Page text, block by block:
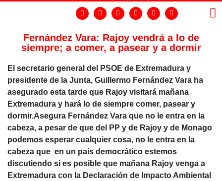
Fernández Vara: Rajoy vendrá a lo de
siempre; a comer, a pasear y a dormir
El secretario general del PSOE de Extremadura y
presidente de la Junta, Guillermo Fernández Vara ha
asegurado esta tarde que Rajoy visitará mañana
Extremadura y hará lo de siempre comer, pasear y
dormir.Asegura Fernández Vara que no le entra en la
cabeza, a pesar de que del PP y de Rajoy y de Monago
podemos esperar cualquier cosa, no le entra en la
cabeza que en un país democrático estemos
discutiendo si es posible que mañana Rajoy venga a
Extremadura con la Declaración de Impacto Ambiental